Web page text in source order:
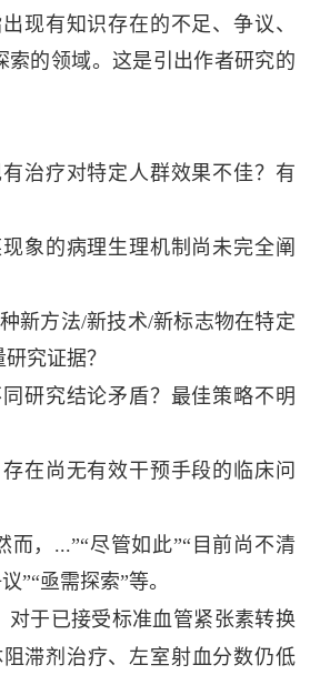
现有知识存在的不足、争议、
索的领域。这是引出作者研究的
治疗对特定人群效果不佳？有
象的病理生理机制尚未完全阐
新方法/新技术/新标志物在特定
究证据？
研究结论矛盾？最佳策略不明
在尚无有效干预手段的临床问
而， ...”“尽管如此”“目前尚不清
”“亟需探索”等。
对于已接受标准血管紧张素转换
滞剂治疗、左室射血分数仍低